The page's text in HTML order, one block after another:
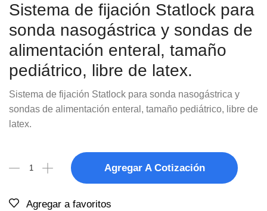
Sistema de fijación Statlock para
sonda nasogástrica y sondas de
alimentación enteral, tamaño
pediátrico, libre de latex.
Sistema de fijación Statlock para sonda nasogástrica y
sondas de alimentación enteral, tamaño pediátrico, libre de
latex.
Agregar A Cotización
Agregar a favoritos